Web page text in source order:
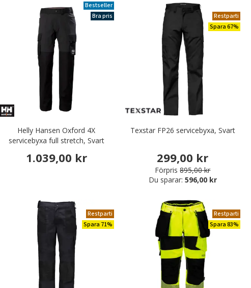
Bestseller
Bra pris
Helly Hansen Oxford 4X
servicebyxa full stretch, Svart
1.039,00 kr
Restparti
Spara 67%
Texstar FP26 servicebyxa, Svart
299,00 kr
Förpris 895,00 kr
Du sparar: 596,00 kr
Restparti
Spara 71%
Restparti
Spara 83%